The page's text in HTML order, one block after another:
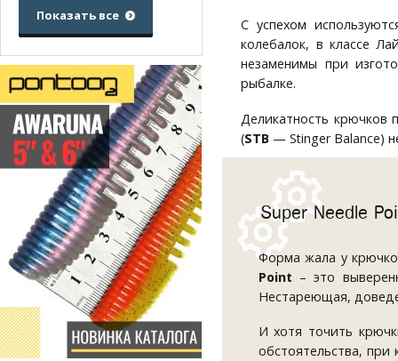
C успехом
колебалок, в классе
незаменимы при
рыбалке.
Деликатность крючков
(STB — Stinger Balance)
Super Needle
Форма жала у
Point – это
Нестареющая,
И хотя точить
обстоятельства,
Показать все